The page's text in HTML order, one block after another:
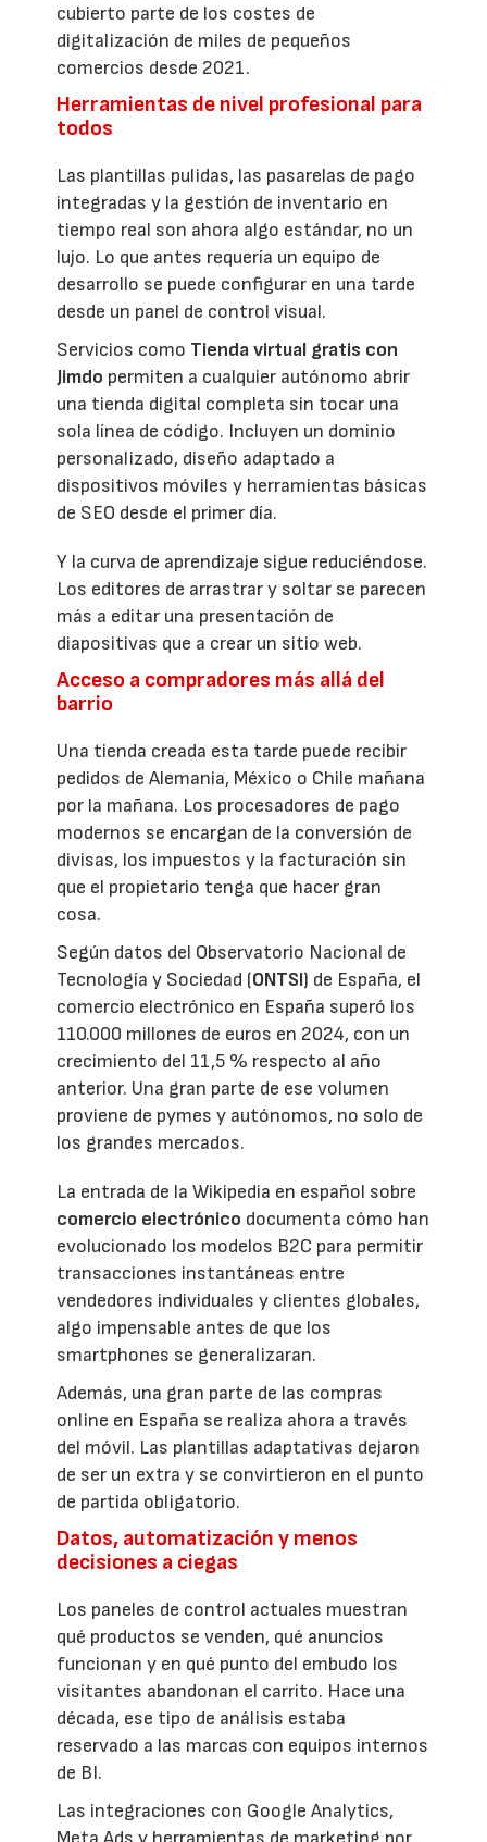
cubierto parte de los costes de
digitalización de miles de pequeños
comercios desde 2021.
Herramientas de nivel profesional para
todos
Las plantillas pulidas, las pasarelas de pago
integradas y la gestión de inventario en
tiempo real son ahora algo estándar, no un
lujo. Lo que antes requería un equipo de
desarrollo se puede configurar en una tarde
desde un panel de control visual.
Servicios como Tienda virtual gratis con
Jimdo permiten a cualquier autónomo abrir
una tienda digital completa sin tocar una
sola línea de código. Incluyen un dominio
personalizado, diseño adaptado a
dispositivos móviles y herramientas básicas
de SEO desde el primer día.
Y la curva de aprendizaje sigue reduciéndose.
Los editores de arrastrar y soltar se parecen
más a editar una presentación de
diapositivas que a crear un sitio web.
Acceso a compradores más allá del
barrio
Una tienda creada esta tarde puede recibir
pedidos de Alemania, México o Chile mañana
por la mañana. Los procesadores de pago
modernos se encargan de la conversión de
divisas, los impuestos y la facturación sin
que el propietario tenga que hacer gran
cosa.
Según datos del Observatorio Nacional de
Tecnología y Sociedad (ONTSI) de España, el
comercio electrónico en España superó los
110.000 millones de euros en 2024, con un
crecimiento del 11,5 % respecto al año
anterior. Una gran parte de ese volumen
proviene de pymes y autónomos, no solo de
los grandes mercados.
La entrada de la Wikipedia en español sobre
comercio electrónico documenta cómo han
evolucionado los modelos B2C para permitir
transacciones instantáneas entre
vendedores individuales y clientes globales,
algo impensable antes de que los
smartphones se generalizaran.
Además, una gran parte de las compras
online en España se realiza ahora a través
del móvil. Las plantillas adaptativas dejaron
de ser un extra y se convirtieron en el punto
de partida obligatorio.
Datos, automatización y menos
decisiones a ciegas
Los paneles de control actuales muestran
qué productos se venden, qué anuncios
funcionan y en qué punto del embudo los
visitantes abandonan el carrito. Hace una
década, ese tipo de análisis estaba
reservado a las marcas con equipos internos
de BI.
Las integraciones con Google Analytics,